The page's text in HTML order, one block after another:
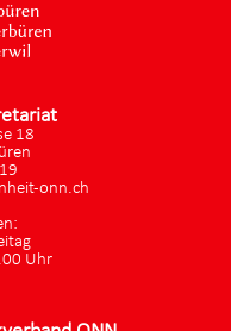
18
onn.ch
Uhr